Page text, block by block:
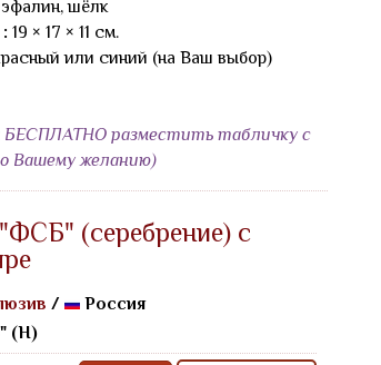
шёлк
19 × 17 × 11 см.
или синий (на Ваш выбор)
разместить табличку с
Вашему желанию)
(серебрение) с
/
Россия
(Н)